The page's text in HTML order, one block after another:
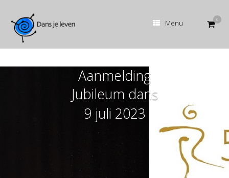
inhoud
Menu Bekijk
0
Aanmelding
Jubileum dans
9 juli 2023